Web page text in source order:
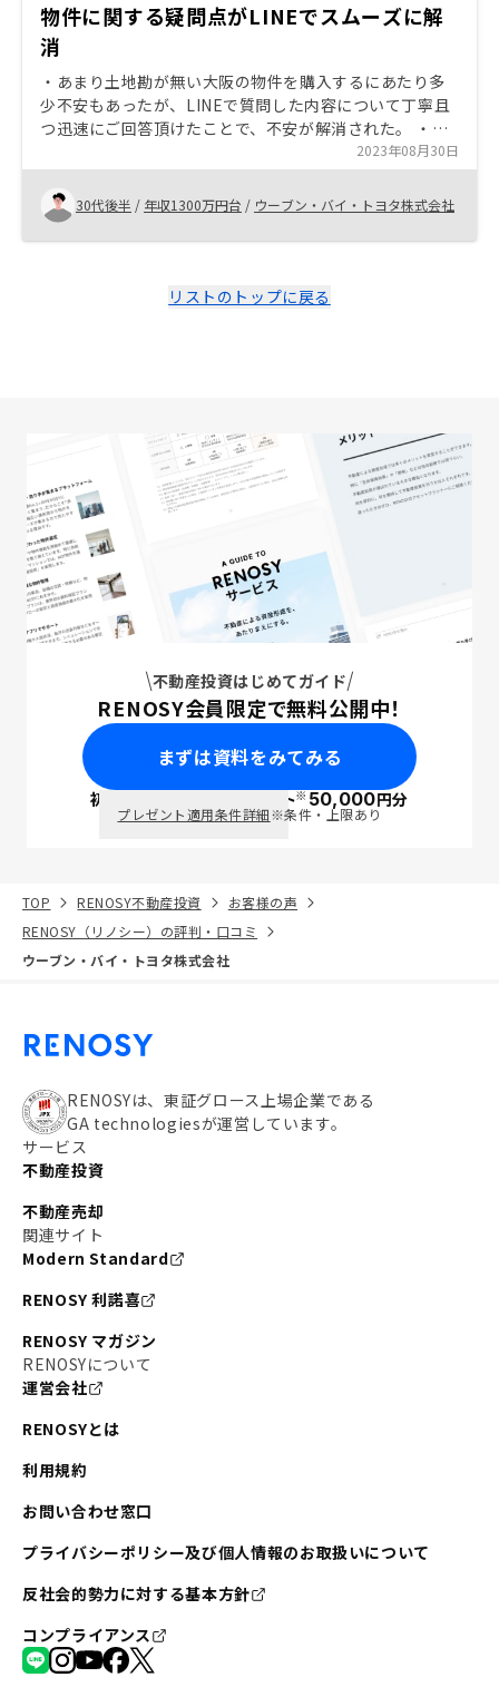
物件に関する疑問点がLINEでスムーズに解
消
・あまり土地勘が無い大阪の物件を購入するにあたり多
少不安もあったが、LINEで質問した内容について丁寧且
つ迅速にご回答頂けたことで、不安が解消された。 ・既
に複数物件を所有している顧客向けのキャンペーンの効
果が大きく、購入の決め手になった 引き渡しまでに様々
な書類のやり取りが必要になるが、特に個人情報を扱う
際にはその情報が必要となる理由をより丁寧に説明した
方が、顧客の安心感につながると感じた
2023年08月30日
30代後半 / 年収1300万円台 / ウーブン・バイ・トヨタ株式会社
リストのトップに戻る
不動産投資はじめてガイド
RENOSY会員限定で無料公開中！
まずは資料をみてみる
初回面談で ポイント※50,000円分
プレゼント適用条件詳細※条件・上限あり
TOP RENOSY不動産投資
お客様の声
RENOSY（リノシー）の評判・口コミ
ウーブン・バイ・トヨタ株式会社
RENOSYは、東証グロース上場企業である
GA technologiesが運営しています。
サービス
不動産投資
不動産売却
関連サイト
Modern Standard
RENOSY 利諾喜
RENOSY マガジン
RENOSYについて
運営会社
RENOSYとは
利用規約
お問い合わせ窓口
プライバシーポリシー及び個人情報のお取扱いについて
反社会的勢力に対する基本方針
コンプライアンス